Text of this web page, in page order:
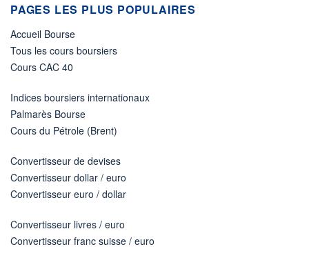
PAGES LES PLUS POPULAIRES
Accueil Bourse
Tous les cours boursiers
Cours CAC 40
Indices boursiers internationaux
Palmarès Bourse
Cours du Pétrole (Brent)
Convertisseur de devises
Convertisseur dollar / euro
Convertisseur euro / dollar
Convertisseur livres / euro
Convertisseur franc suisse / euro